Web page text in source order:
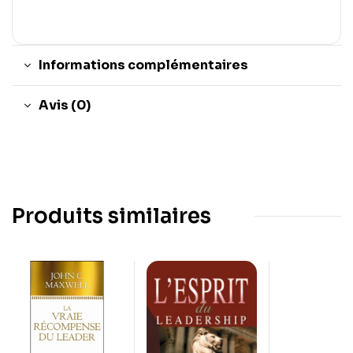
Informations complémentaires
Avis (0)
Produits similaires